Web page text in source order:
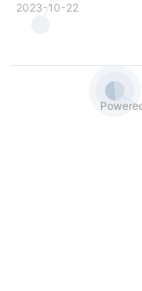
2023-10-22